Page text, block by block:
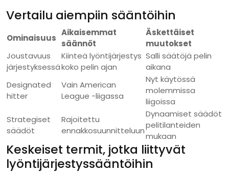
Vertailu aiempiin sääntöihin
Ominaisuus
Aikaisemmat
säännöt
Äskettäiset
muutokset
Joustavuus
järjestyksessä
Kiinteä lyöntijärjestys
koko pelin ajan
Salli säätöjä pelin
aikana
Designated
hitter
Vain American
League -liigassa
Nyt käytössä
molemmissa
liigoissa
Strategiset
säädöt
Rajoitettu
ennakkosuunnitteluun
Dynaamiset säädöt
pelitilanteiden
mukaan
Keskeiset termit, jotka liittyvät
lyöntijärjestyssääntöihin